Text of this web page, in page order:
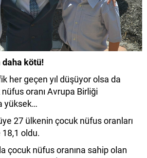
kötü!
her geçen yıl düşüyor olsa da
oranı Avrupa Birliği
yüksek…
27 ülkenin çocuk nüfus oranları
18,1 oldu.
çocuk nüfus oranına sahip olan